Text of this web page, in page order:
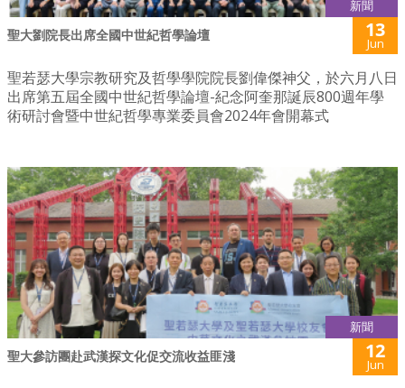
新聞
聖大劉院長出席全國中世紀哲學論壇 13
Jun
聖若瑟大學宗教研究及哲學學院院長劉偉傑神父，於六月八日
出席第五屆全國中世紀哲學論壇-紀念阿奎那誕辰800週年學
術研討會暨中世紀哲學專業委員會2024年會開幕式
新聞
聖大參訪團赴武漢探文化促交流收益匪淺 12
Jun